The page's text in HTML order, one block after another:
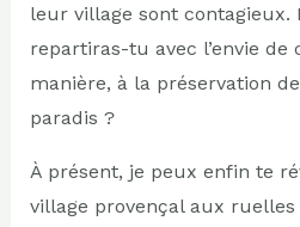
leur village sont
repartiras-tu avec l’envie de
manière, à la préservation
paradis ?
À présent, je peux enfin te
village provençal aux ruelles